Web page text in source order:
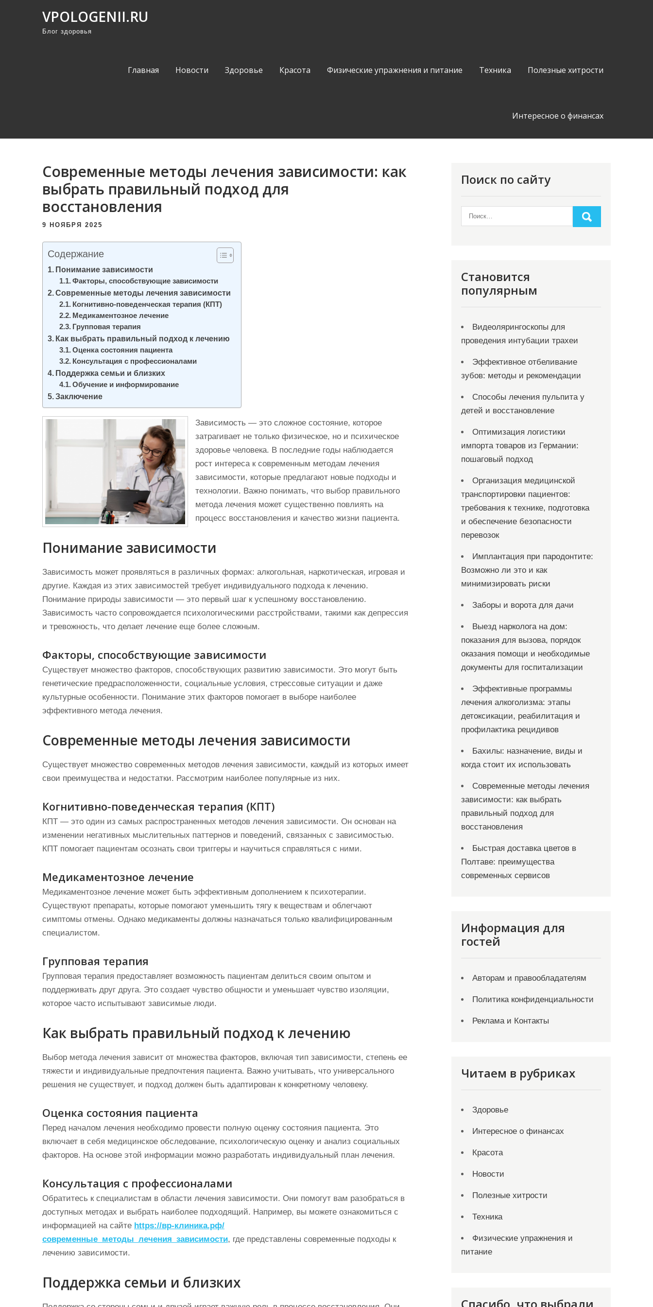
VPOLOGENII.RU
Блог здоровья
Главная Новости Здоровье Красота Физические упражнения и питание Техника Полезные хитрости
Интересное о финансах
Современные методы лечения зависимости: как
выбрать правильный подход для
восстановления
9 НОЯБРЯ 2025
Содержание
Понимание зависимости
Факторы, способствующие зависимости
Современные методы лечения зависимости
Когнитивно-поведенческая терапия (КПТ)
Медикаментозное лечение
Групповая терапия
Как выбрать правильный подход к лечению
Оценка состояния пациента
Консультация с профессионалами
Поддержка семьи и близких
Обучение и информирование
Заключение
Зависимость — это сложное состояние, которое
затрагивает не только физическое, но и психическое
здоровье человека. В последние годы наблюдается
рост интереса к современным методам лечения
зависимости, которые предлагают новые подходы и
технологии. Важно понимать, что выбор правильного
метода лечения может существенно повлиять на
процесс восстановления и качество жизни пациента.
Понимание зависимости
Зависимость может проявляться в различных формах: алкогольная, наркотическая, игровая и
другие. Каждая из этих зависимостей требует индивидуального подхода к лечению.
Понимание природы зависимости — это первый шаг к успешному восстановлению.
Зависимость часто сопровождается психологическими расстройствами, такими как депрессия
и тревожность, что делает лечение еще более сложным.
Факторы, способствующие зависимости
Существует множество факторов, способствующих развитию зависимости. Это могут быть
генетические предрасположенности, социальные условия, стрессовые ситуации и даже
культурные особенности. Понимание этих факторов помогает в выборе наиболее
эффективного метода лечения.
Современные методы лечения зависимости
Существует множество современных методов лечения зависимости, каждый из которых имеет
свои преимущества и недостатки. Рассмотрим наиболее популярные из них.
Когнитивно-поведенческая терапия (КПТ)
КПТ — это один из самых распространенных методов лечения зависимости. Он основан на
изменении негативных мыслительных паттернов и поведений, связанных с зависимостью.
КПТ помогает пациентам осознать свои триггеры и научиться справляться с ними.
Медикаментозное лечение
Медикаментозное лечение может быть эффективным дополнением к психотерапии.
Существуют препараты, которые помогают уменьшить тягу к веществам и облегчают
симптомы отмены. Однако медикаменты должны назначаться только квалифицированным
специалистом.
Групповая терапия
Групповая терапия предоставляет возможность пациентам делиться своим опытом и
поддерживать друг друга. Это создает чувство общности и уменьшает чувство изоляции,
которое часто испытывают зависимые люди.
Как выбрать правильный подход к лечению
Выбор метода лечения зависит от множества факторов, включая тип зависимости, степень ее
тяжести и индивидуальные предпочтения пациента. Важно учитывать, что универсального
решения не существует, и подход должен быть адаптирован к конкретному человеку.
Оценка состояния пациента
Перед началом лечения необходимо провести полную оценку состояния пациента. Это
включает в себя медицинское обследование, психологическую оценку и анализ социальных
факторов. На основе этой информации можно разработать индивидуальный план лечения.
Консультация с профессионалами
Обратитесь к специалистам в области лечения зависимости. Они помогут вам разобраться в
доступных методах и выбрать наиболее подходящий. Например, вы можете ознакомиться с
информацией на сайте https://вр-клиника.рф/
современные_методы_лечения_зависимости, где представлены современные подходы к
лечению зависимости.
Поддержка семьи и близких
Поиск по сайту
Становится
популярным
Видеолярингоскопы для
проведения интубации трахеи
Эффективное отбеливание
зубов: методы и рекомендации
Способы лечения пульпита у
детей и восстановление
Оптимизация логистики
импорта товаров из Германии:
пошаговый подход
Организация медицинской
транспортировки пациентов:
требования к технике, подготовка
и обеспечение безопасности
перевозок
Имплантация при пародонтите:
Возможно ли это и как
минимизировать риски
Заборы и ворота для дачи
Выезд нарколога на дом:
показания для вызова, порядок
оказания помощи и необходимые
документы для госпитализации
Эффективные программы
лечения алкоголизма: этапы
детоксикации, реабилитация и
профилактика рецидивов
Бахилы: назначение, виды и
когда стоит их использовать
Современные методы лечения
зависимости: как выбрать
правильный подход для
восстановления
Быстрая доставка цветов в
Полтаве: преимущества
современных сервисов
Информация для
гостей
Авторам и правообладателям
Политика конфиденциальности
Реклама и Контакты
Читаем в рубриках
Здоровье
Интересное о финансах
Красота
Новости
Полезные хитрости
Техника
Физические упражнения и
питание